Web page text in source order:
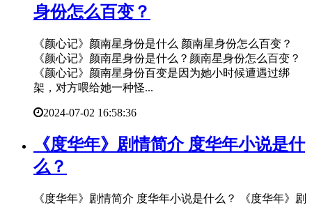
身份怎么百变？
《颜心记》颜南星身份是什么 颜南星身份怎么百变？
《颜心记》颜南星身份是什么？颜南星身份怎么百变？
《颜心记》颜南星身份百变是因为她小时候遭遇过绑
架，对方喂给她一种怪...
2024-07-02 16:58:36
​《度华年》剧情简介 度华年小说是什
么？
《度华年》剧情简介 度华年小说是什么？ 《度华年》剧